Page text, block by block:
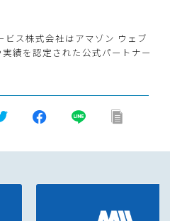
ス株式会社はアマゾン ウェブ
績を認定された公式パートナー